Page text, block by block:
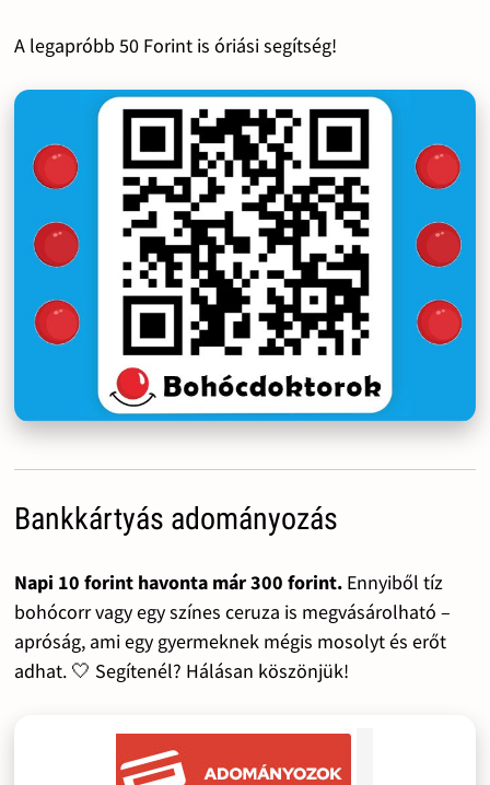
A legapróbb 50 Forint is óriási segítség!
Bankkártyás adományozás
Napi 10 forint havonta már 300 forint.Ennyiből tíz
bohócorr vagy egy színes ceruza is megvásárolható –
apróság, ami egy gyermeknek mégis mosolyt és erőt
adhat. 🤍 Segítenél? Hálásan köszönjük!